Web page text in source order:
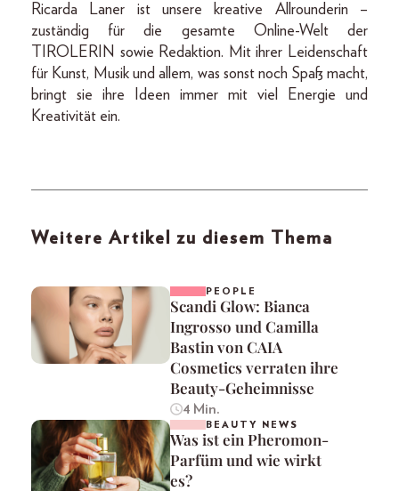
Ricarda Laner ist unsere kreative Allrounderin –
zuständig für die gesamte Online-Welt der
TIROLERIN sowie Redaktion. Mit ihrer Leidenschaft
für Kunst, Musik und allem, was sonst noch Spaß macht,
bringt sie ihre Ideen immer mit viel Energie und
Kreativität ein.
Weitere Artikel zu diesem Thema
PEOPLE
Scandi Glow: Bianca
Ingrosso und Camilla
Bastin von CAIA
Cosmetics verraten ihre
Beauty-Geheimnisse
4 Min.
BEAUTY NEWS
Was ist ein Pheromon-
Parfüm und wie wirkt
es?